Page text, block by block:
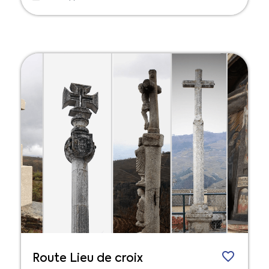
Route Lieu de croix